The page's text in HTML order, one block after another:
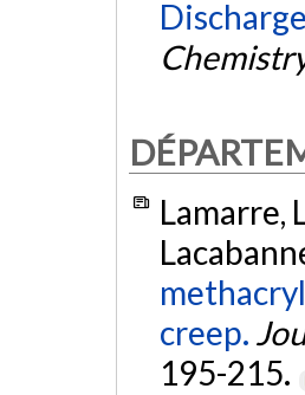
Lamarre,
creep.
195-215.